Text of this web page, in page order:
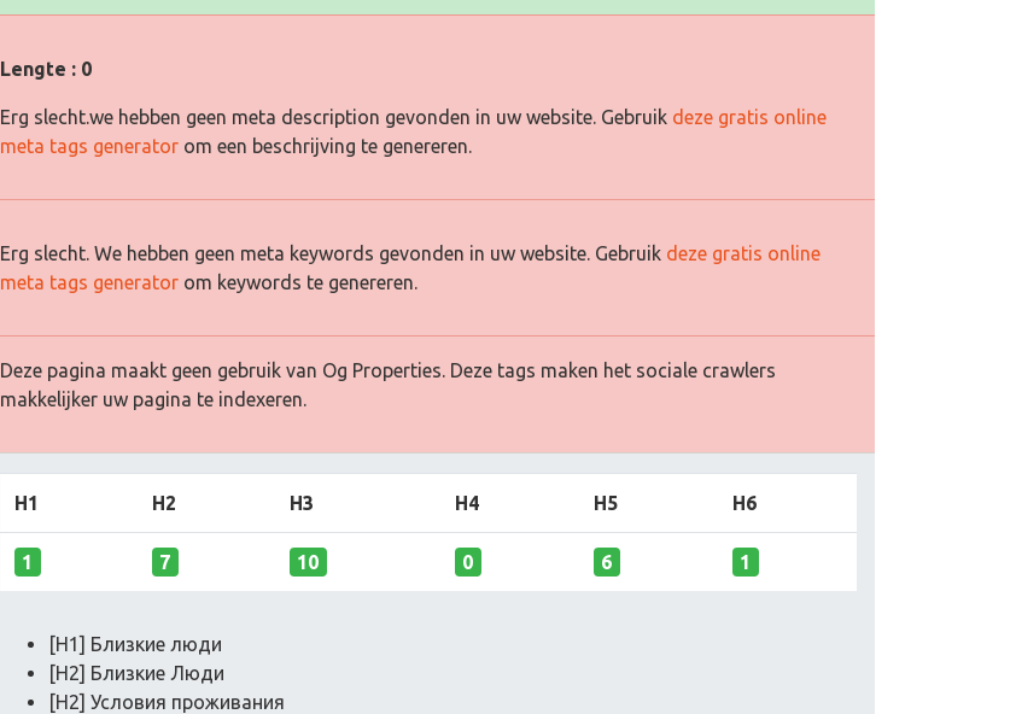
Lengte : 0
Erg slecht.we hebben geen meta description gevonden in uw website. Gebruik deze gratis online
meta tags generator om een beschrijving te genereren.
Erg slecht. We hebben geen meta keywords gevonden in uw website. Gebruik deze gratis online
meta tags generator om keywords te genereren.
Deze pagina maakt geen gebruik van Og Properties. Deze tags maken het sociale crawlers
makkelijker uw pagina te indexeren.
H1 H2 H3 H4 H5 H6
1 7 10 0 6 1
[H1] Близкие люди
[H2] Близкие Люди
[H2] Условия проживания